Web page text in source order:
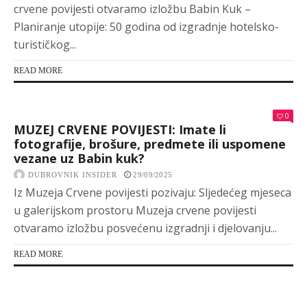
crvene povijesti otvaramo izložbu Babin Kuk –
Planiranje utopije: 50 godina od izgradnje hotelsko-
turističkog...
READ MORE
0
MUZEJ CRVENE POVIJESTI: Imate li
fotografije, brošure, predmete ili uspomene
vezane uz Babin kuk?
DUBROVNIK INSIDER 29/09/2025
Iz Muzeja Crvene povijesti pozivaju: Sljedećeg mjeseca
u galerijskom prostoru Muzeja crvene povijesti
otvaramo izložbu posvećenu izgradnji i djelovanju...
READ MORE